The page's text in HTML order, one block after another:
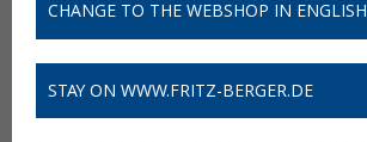
CHANGE TO THE WEBSHOP IN ENGLISH
STAY ON WWW.FRITZ-BERGER.DE